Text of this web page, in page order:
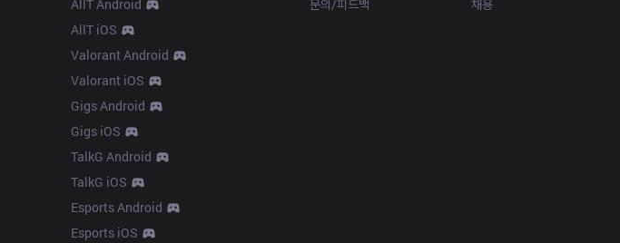
AllT Android
AllT iOS
Valorant Android
Valorant iOS
Gigs Android
Gigs iOS
TalkG Android
TalkG iOS
Esports Android
Esports iOS
문의/피드백
채용